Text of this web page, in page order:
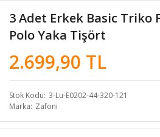
3 Adet Erkek Basic Triko
Polo Yaka Tişört
2.699,90 TL
Stok Kodu 3-Lu-E0202-44-320-121
Marka Zafoni